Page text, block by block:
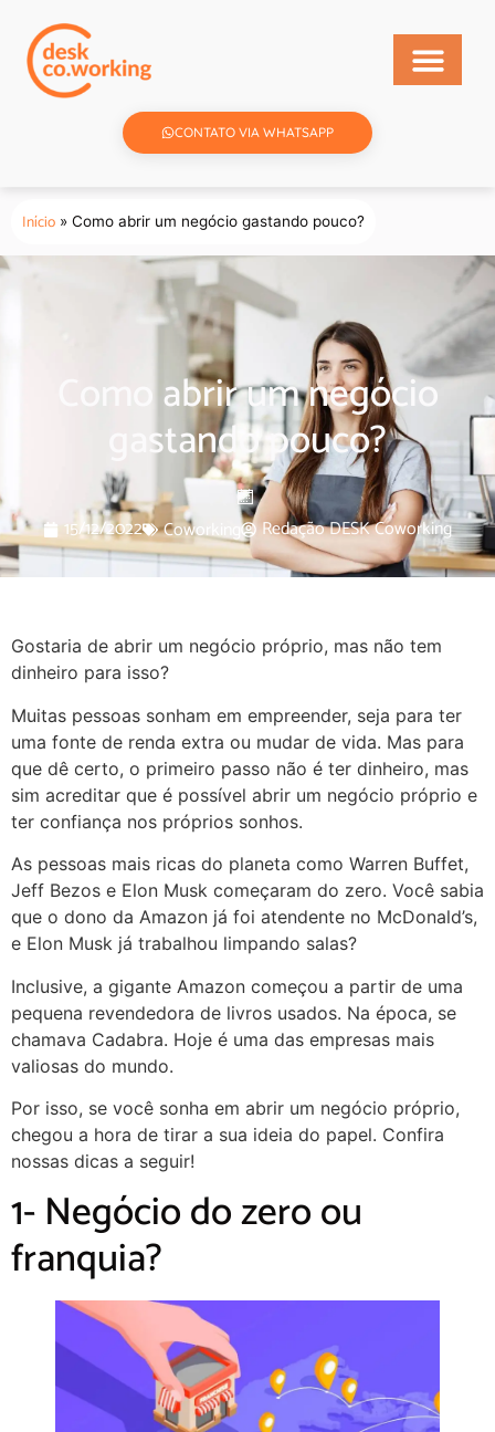
CONTATO VIA WHATSAPP
Início » Como abrir um negócio gastando pouco?
Como abrir um negócio
gastando pouco?
15/12/2022 Coworking Redação DESK Coworking
Gostaria de abrir um negócio próprio, mas não tem
dinheiro para isso?
Muitas pessoas sonham em empreender, seja para ter
uma fonte de renda extra ou mudar de vida. Mas para
que dê certo, o primeiro passo não é ter dinheiro, mas
sim acreditar que é possível abrir um negócio próprio e
ter confiança nos próprios sonhos.
As pessoas mais ricas do planeta como Warren Buffet,
Jeff Bezos e Elon Musk começaram do zero. Você sabia
que o dono da Amazon já foi atendente no McDonald’s,
e Elon Musk já trabalhou limpando salas?
Inclusive, a gigante Amazon começou a partir de uma
pequena revendedora de livros usados. Na época, se
chamava Cadabra. Hoje é uma das empresas mais
valiosas do mundo.
Por isso, se você sonha em abrir um negócio próprio,
chegou a hora de tirar a sua ideia do papel. Confira
nossas dicas a seguir!
1- Negócio do zero ou
franquia?